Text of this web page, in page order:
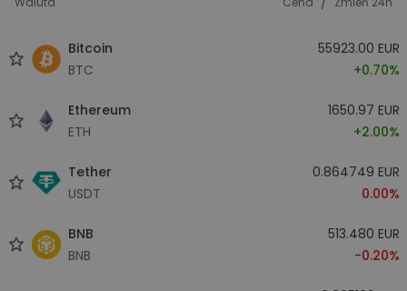
Bitcoin
BTC
55923.00 EUR
+0.70%
Ethereum
ETH
1650.97 EUR
+2.00%
Tether
USDT
0.864749 EUR
0.00%
BNB
BNB
513.480 EUR
-0.20%